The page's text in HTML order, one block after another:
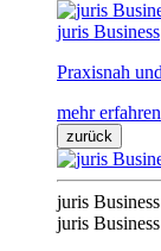
juris Business
Praxisnah
mehr erfahren
zurück
juris Business
juris Business